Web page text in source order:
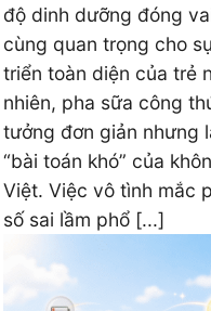
độ dinh dưỡng đóng
cùng quan trọng cho
triển toàn diện của trẻ
nhiên, pha sữa công
tưởng đơn giản nhưng
“bài toán khó” của
Việt. Việc vô tình mắc
số sai lầm phổ [...]